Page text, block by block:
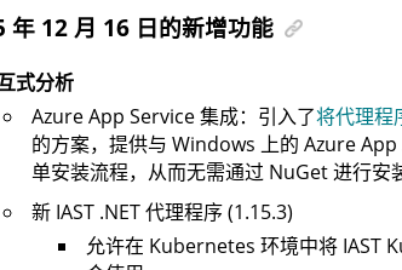
年 12 月 16 日的新增功能
式分析
Azure App Service 集成：引入了将代理程
的方案，提供与 Windows 上的 Azure
单安装流程，从而无需通过 NuGet 进行安
新 IAST .NET 代理程序 (1.15.3)
允许在 Kubernetes 环境中将 IAST